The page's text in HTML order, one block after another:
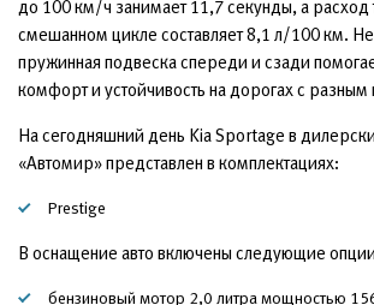
до 100 км/ч занимает 11,7 секунды, а расход
смешанном цикле составляет 8,1 л/100 км.
пружинная подвеска спереди и сзади
комфорт и устойчивость на дорогах с
На сегодняшний день Kia Sportage в
«Автомир» представлен в комплектациях:
Prestige
В оснащение авто включены следующие
бензиновый мотор 2,0 литра мощностью